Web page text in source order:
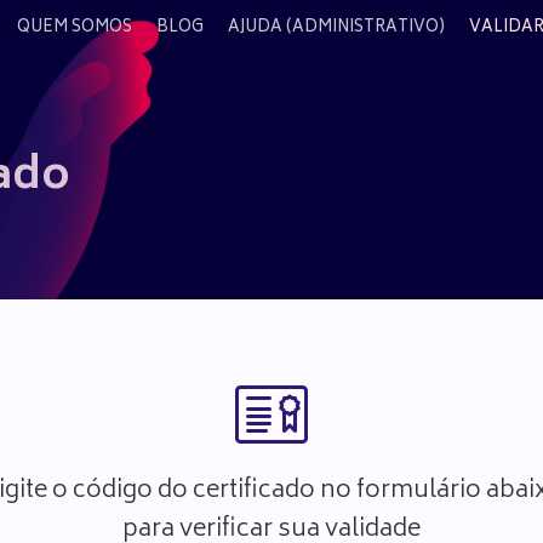
QUEM SOMOS BLOG AJUDA (ADMINISTRATIVO)
o código do certificado no formulário
para verificar sua validade